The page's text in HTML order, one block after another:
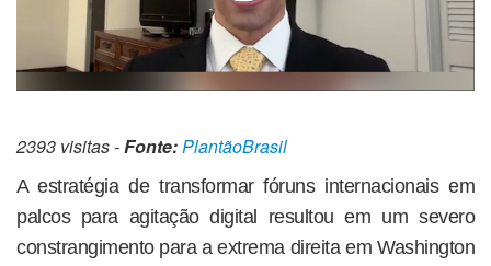
2393 visitas -Fonte:PlantãoBrasil
A estratégia de transformar fóruns internacionais em
palcos para agitação digital resultou em um severo
constrangimento para a extrema direita em Washington